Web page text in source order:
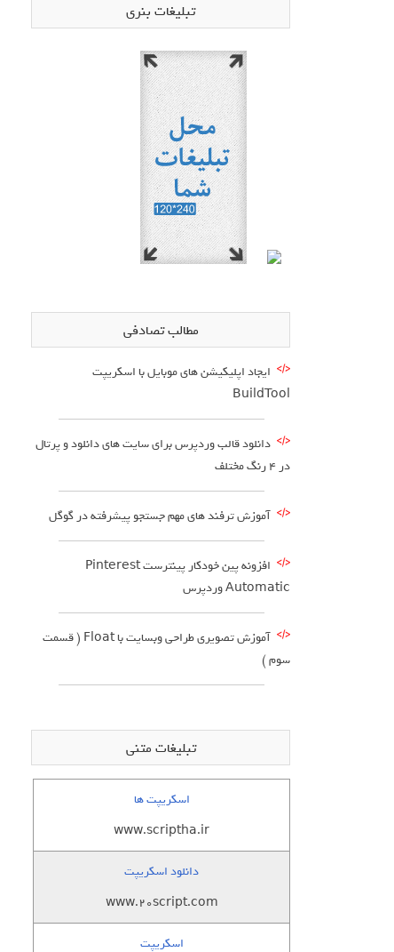
تبلیغات بنری
مطالب تصادفی
ایجاد اپلیکیشن های موبایل با اسکریپت
BuildTool
دانلود قالب وردپرس برای سایت های دانلود و پرتال
در 4 رنگ مختلف
آموزش ترفند های مهم جستجو پیشرفته در گوگل
افزونه پین خودکار پینترست Pinterest
Automatic وردپرس
آموزش تصویری طراحی وبسایت با Float ( قسمت
سوم )
تبلیغات متنی
اسکریپت ها
www.scriptha.ir
دانلود اسکریپت
www.20script.com
اسکریپت